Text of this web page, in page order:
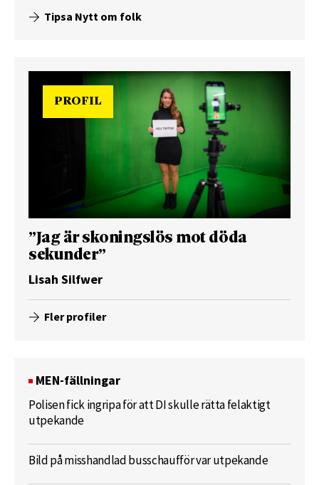
Tipsa Nytt om folk
PROFIL
”Jag är skoningslös mot döda
sekunder”
Lisah Silfwer
Fler profiler
MEN-fällningar
Polisen fick ingripa för att DI skulle rätta felaktigt
utpekande
Bild på misshandlad busschaufför var utpekande